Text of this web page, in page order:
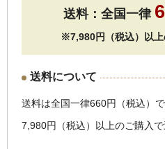
送料：全国一律
※7,980円（税込）以
送料について
送料は全国一律660円（税込）で
7,980円（税込）以上のご購入で